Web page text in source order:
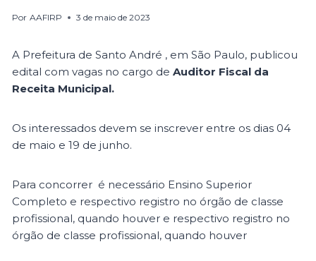
Por AAFIRP 3 de maio de 2023
A Prefeitura de Santo André , em São Paulo, publicou
edital com vagas no cargo deAuditor Fiscal da
Receita Municipal.
Os interessados devem se inscrever entre os dias 04
de maio e 19 de junho.
Para concorrer é necessário Ensino Superior
Completo e respectivo registro no órgão de classe
profissional, quando houver e respectivo registro no
órgão de classe profissional, quando houver